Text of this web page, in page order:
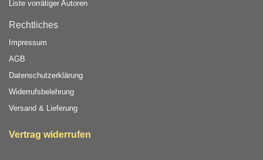
Liste vorrätiger Autoren
Rechtliches
Impressum
AGB
Datenschutzerklärung
Widerrufsbelehrung
Versand & Lieferung
Vertrag widerrufen